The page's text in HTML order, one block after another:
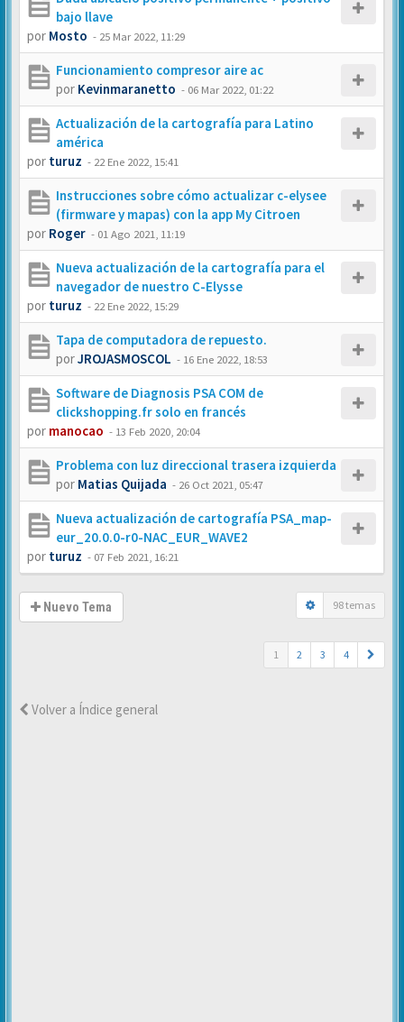
bajo llave
por Mosto - 25 Mar 2022, 11:29
Funcionamiento compresor aire ac
por Kevinmaranetto - 06 Mar 2022, 01:22
Actualización de la cartografía para Latino
américa
por turuz - 22 Ene 2022, 15:41
Instrucciones sobre cómo actualizar c-elysee
(firmware y mapas) con la app My Citroen
por Roger - 01 Ago 2021, 11:19
Nueva actualización de la cartografía para el
navegador de nuestro C-Elysse
por turuz - 22 Ene 2022, 15:29
Tapa de computadora de repuesto.
porJROJASMOSCOL - 16 Ene 2022, 18:53
Software de Diagnosis PSA COM de
clickshopping.fr solo en francés
por manocao - 13 Feb 2020, 20:04
Problema con luz direccional trasera izquierda
por Matias Quijada - 26 Oct 2021, 05:47
Nueva actualización de cartografía PSA_map-
eur_20.0.0-r0-NAC_EUR_WAVE2
por turuz - 07 Feb 2021, 16:21
Nuevo Tema 98 temas
1 2 3 4
Volver a Índice general